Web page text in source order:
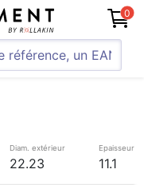
0
Diam. extérieur
22.23
Epaisseur
11.1